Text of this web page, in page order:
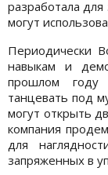
разработала
могут
Периодически
навыкам и
прошлом году
танцевать под
могут открыть
компания
для
запряженных в